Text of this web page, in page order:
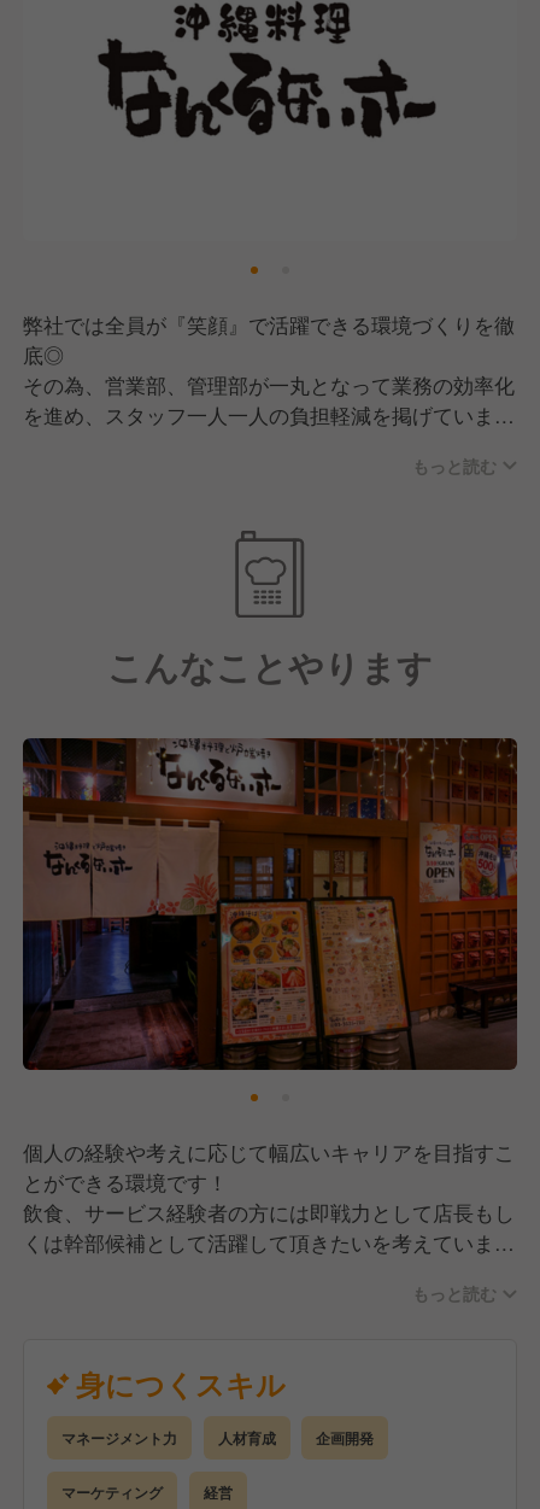
弊社では全員が『笑顔』で活躍できる環境づくりを徹
底◎
その為、営業部、管理部が一丸となって業務の効率化
を進め、スタッフ一人一人の負担軽減を掲げていま
りを公平に評価し、スピード感をもって昇進昇格を目
また、230店舗90業態を運営する弊社の管理により福
利厚生や労務環境も充実しており、経験問わず様々な
方が安心して活躍できる環境です。
事業規模拡大により様々なキャリアアップ環境をご用
年間休日は業界TOPクラスの年間107日◎
もっと読む
こんなことやります
個人の経験や考えに応じて幅広いキャリアを目指すこ
とができる環境です！
飲食、サービス経験者の方には即戦力として店長もし
くは幹部候補として活躍して頂きたいを考えていま
その為、作業のみではなく店舗の総合的なマネージメ
【具体的には】
・ホール接客
・店舗マネジメント
・採用
もっと読む
身につくスキル
マネージメント力 人材育成 企画開発
マーケティング 経営